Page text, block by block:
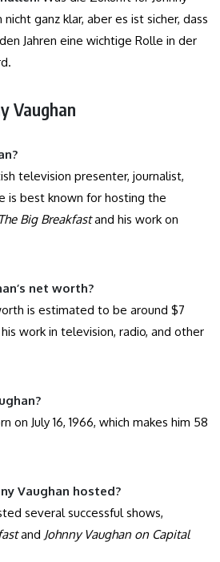
ganz klar, aber es ist sicher, dass
Jahren eine wichtige Rolle in der
Vaughan
television presenter, journalist,
is best known for hosting the
The Big Breakfastand his work on
net worth?
is estimated to be around $7
work in television, radio, and other
on July 16, 1966, which makes him 58
Vaughan hosted?
several successful shows,
and Johnny Vaughan on Capital